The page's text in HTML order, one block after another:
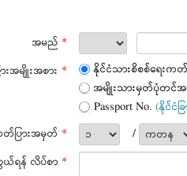
အမည် *
အမျိုးအစား *
နိုင်ငံသားစိစစ်ရေးက
အမျိုးသားမှတ်ပုံတင်
Passport No. (နိုင်ငံခ
တ်ပြားအမှတ် *
/
ရန် လိပ်စာ *